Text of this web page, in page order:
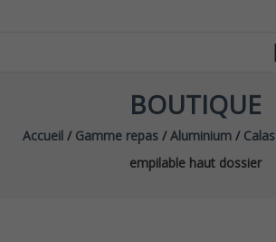
BOUTIQUE
Accueil / Gamme repas /Aluminium / Calas
empilable haut dossier